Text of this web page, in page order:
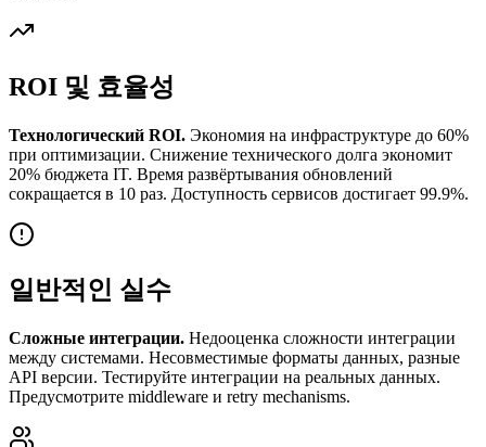
ROI 및 효율성
Технологический ROI. Экономия на инфраструктуре до 60%
при оптимизации. Снижение технического долга экономит
20% бюджета IT. Время развёртывания обновлений
сокращается в 10 раз. Доступность сервисов достигает 99.9%.
일반적인 실수
Сложные интеграции. Недооценка сложности интеграции
между системами. Несовместимые форматы данных, разные
API версии. Тестируйте интеграции на реальных данных.
Предусмотрите middleware и retry mechanisms.